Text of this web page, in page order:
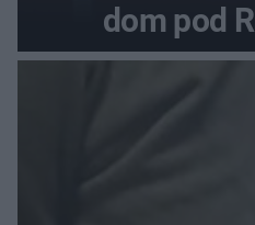
dom pod